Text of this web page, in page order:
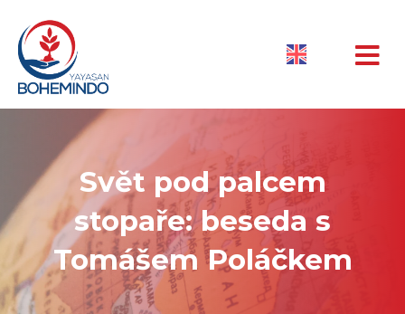
Svět pod palcem
stopaře: beseda s
Tomášem Poláčkem